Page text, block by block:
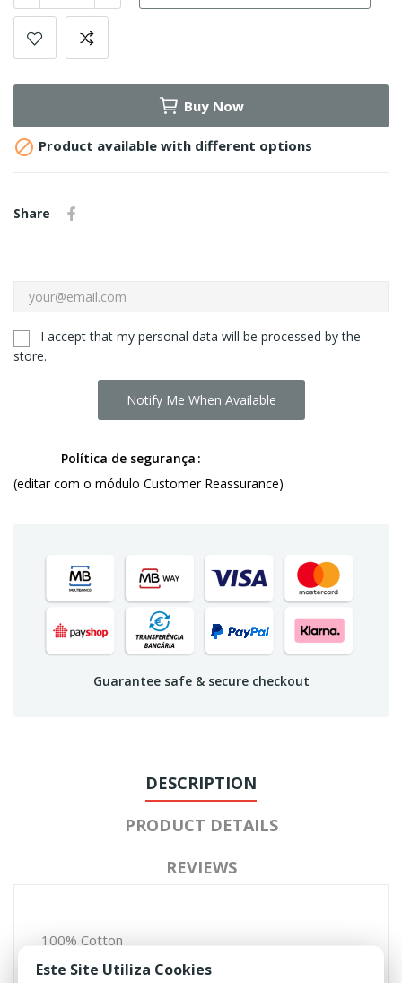
Buy Now
 Product available with different options
Share
I accept that my personal data will be processed by the
store.
Notify Me When Available
Política de segurança
(editar com o módulo Customer Reassurance)
Guarantee safe & secure checkout
DESCRIPTION
PRODUCT DETAILS
REVIEWS
100% Cotton
Este Site Utiliza Cookies